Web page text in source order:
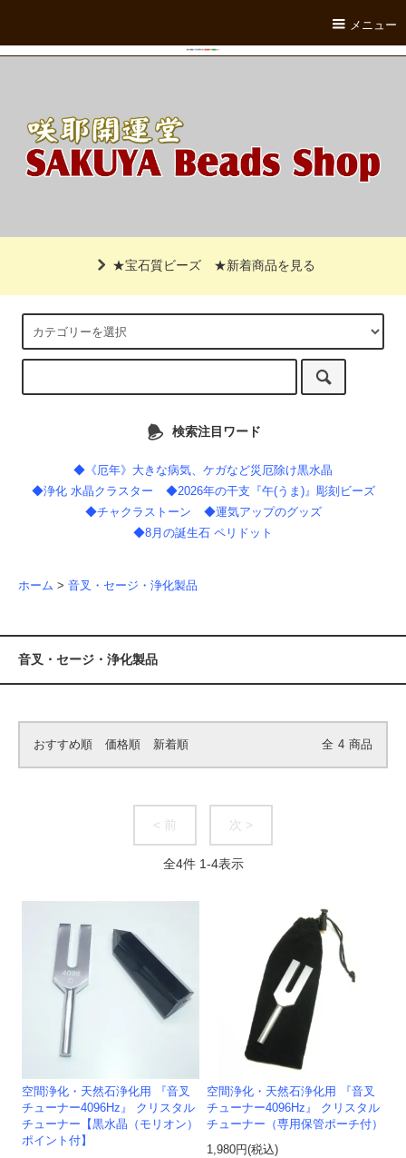
メニュー
★宝石質ビーズ ★新着商品を見る
検索注目ワード
◆《厄年》大きな病気、ケガなど災厄除け黒水晶
◆浄化 水晶クラスター
◆2026年の干支『午(うま)』彫刻ビーズ
◆チャクラストーン
◆運気アップのグッズ
◆8月の誕生石 ペリドット
ホーム > 音叉・セージ・浄化製品
音叉・セージ・浄化製品
おすすめ順 価格順 新着順 全 4 商品
< 前 次 >
全4件 1-4表示
空間浄化・天然石浄化用 『音叉
チューナー4096Hz』 クリスタル
チューナー【黒水晶（モリオン）
ポイント付】
空間浄化・天然石浄化用 『音叉
チューナー4096Hz』 クリスタル
チューナー（専用保管ポーチ付）
1,980円(税込)